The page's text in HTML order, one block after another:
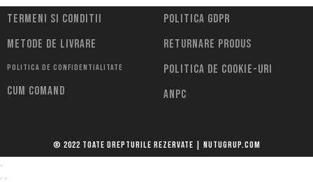
Termeni si conditii
Metode de livrare
Politica de confidentialitate
Cum comand
Politica Gdpr
Returnare Produs
Politica de cookie-uri
ANPC
© 2022 Toate drepturile rezervate | Nutugrup.com